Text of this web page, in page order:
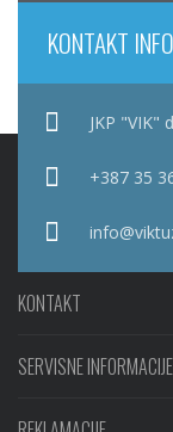
KONTAKT INFO
JKP "VIK"
+387 35
KONTAKT
SERVISNE